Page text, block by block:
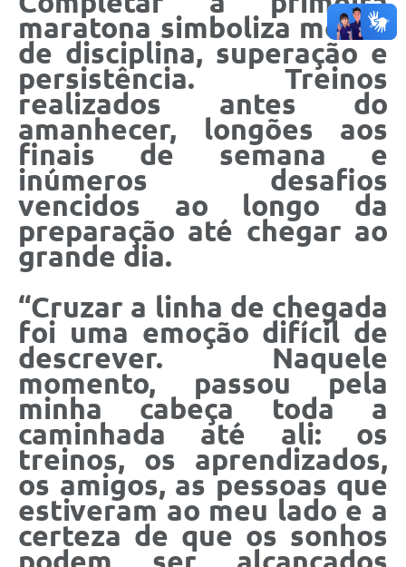
maratona simboliza meses
de disciplina, superação e
persistência. Treinos
realizados antes do
amanhecer, longões aos
finais de semana e
inúmeros desafios
vencidos ao longo da
preparação até chegar ao
grande dia.
“Cruzar a linha de chegada
foi uma emoção difícil de
descrever. Naquele
momento, passou pela
minha cabeça toda a
caminhada até ali: os
treinos, os aprendizados,
os amigos, as pessoas que
estiveram ao meu lado e a
certeza de que os sonhos